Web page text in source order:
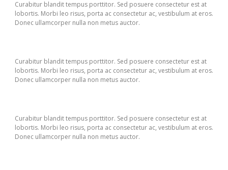
Curabitur blandit tempus porttitor. Sed posuere consectetur est at
lobortis. Morbi leo risus, porta ac consectetur ac, vestibulum at eros.
Donec ullamcorper nulla non metus auctor.
Curabitur blandit tempus porttitor. Sed posuere consectetur est at
lobortis. Morbi leo risus, porta ac consectetur ac, vestibulum at eros.
Donec ullamcorper nulla non metus auctor.
Curabitur blandit tempus porttitor. Sed posuere consectetur est at
lobortis. Morbi leo risus, porta ac consectetur ac, vestibulum at eros.
Donec ullamcorper nulla non metus auctor.